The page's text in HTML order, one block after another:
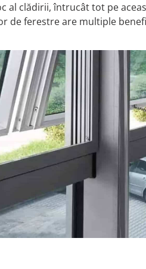
al clădirii, întrucât tot pe
de ferestre are multiple